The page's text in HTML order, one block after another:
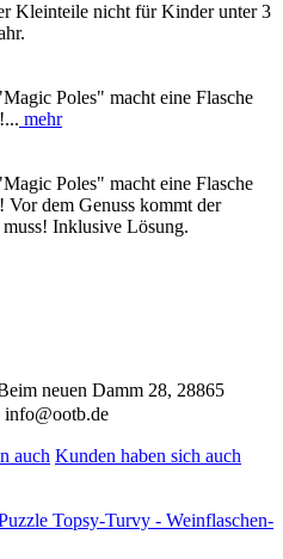
Kleinteile nicht für Kinder unter 3
Poles" macht eine Flasche
mehr
Poles" macht eine Flasche
dem Genuss kommt der
Inklusive Lösung.
neuen Damm 28, 28865
auch Kunden haben sich auch
Topsy-Turvy - Weinflaschen-